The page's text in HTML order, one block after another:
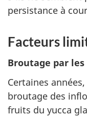
persistance à
Facteurs
Broutage par
Certaines
broutage des
fruits du yucca